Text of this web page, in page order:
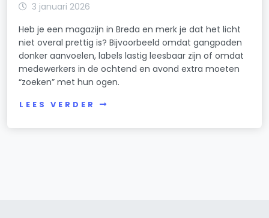
3 januari 2026
Heb je een magazijn in Breda en merk je dat het licht
niet overal prettig is? Bijvoorbeeld omdat gangpaden
donker aanvoelen, labels lastig leesbaar zijn of omdat
medewerkers in de ochtend en avond extra moeten
“zoeken” met hun ogen.
LEES VERDER